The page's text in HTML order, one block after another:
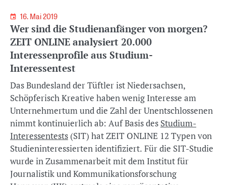
16. Mai 2019
Wer sind die Studienanfänger von morgen?
ZEIT ONLINE analysiert 20.000
Interessenprofile aus Studium-
Interessentest
Das Bundesland der Tüftler ist Niedersachsen,
Schöpferisch Kreative haben wenig Interesse am
Unternehmertum und die Zahl der Unentschlossenen
nimmt kontinuierlich ab: Auf Basis des Studium-
Interessentests (SIT) hat ZEIT ONLINE 12 Typen von
Studieninteressierten identifiziert. Für die SIT-Studie
wurde in Zusammenarbeit mit dem Institut für
Journalistik und Kommunikationsforschung